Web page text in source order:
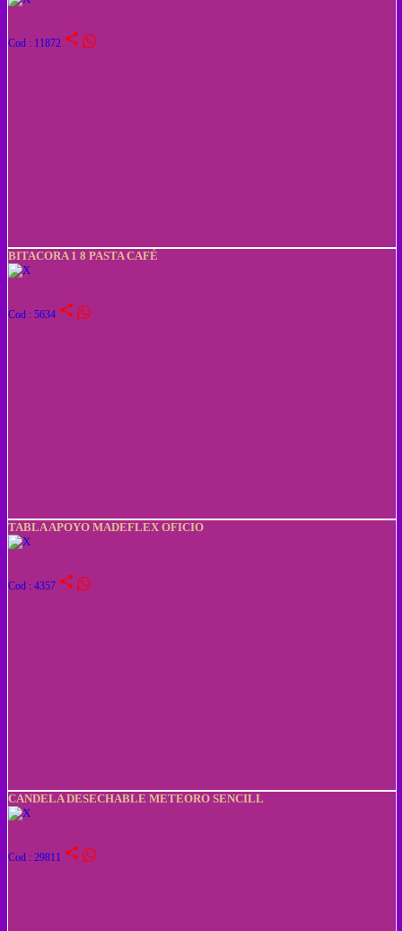
Cod : 11872 share
BITACORA 1 8 PASTA CAFÉ
Cod : 5634 share
TABLA APOYO MADEFLEX OFICIO
Cod : 4357 share
CANDELA DESECHABLE METEORO SENCILL
Cod : 29811 share